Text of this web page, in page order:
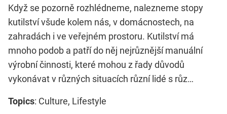
Když se pozorně rozhlédneme, nalezneme stopy
kutilství všude kolem nás, v domácnostech, na
zahradách i ve veřejném prostoru. Kutilství má
mnoho podob a patří do něj nejrůznější manuální
výrobní činnosti, které mohou z řady důvodů
vykonávat v různých situacích různí lidé s růz…
Topics: Culture, Lifestyle